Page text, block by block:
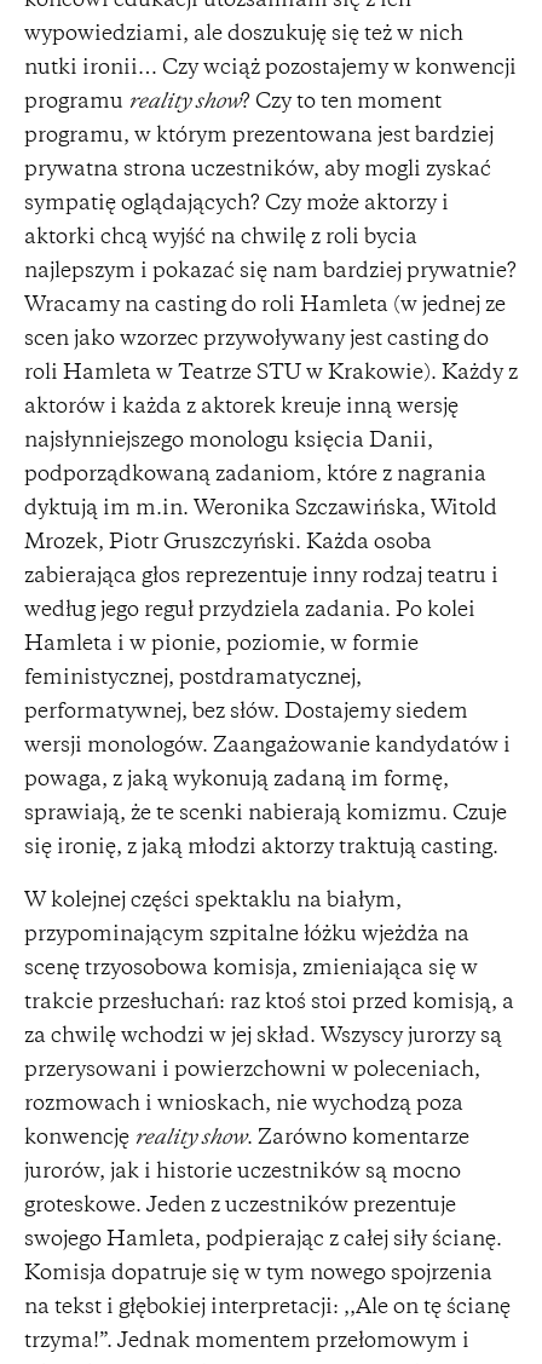
wypowiedziami, ale doszukuję się też w nich
nutki ironii… Czy wciąż pozostajemy w konwencji
programu reality show? Czy to ten moment
programu, w którym prezentowana jest bardziej
prywatna strona uczestników, aby mogli zyskać
sympatię oglądających? Czy może aktorzy i
aktorki chcą wyjść na chwilę z roli bycia
najlepszym i pokazać się nam bardziej prywatnie?
Wracamy na casting do roli Hamleta (w jednej ze
scen jako wzorzec przywoływany jest casting do
roli Hamleta w Teatrze STU w Krakowie). Każdy z
aktorów i każda z aktorek kreuje inną wersję
najsłynniejszego monologu księcia Danii,
podporządkowaną zadaniom, które z nagrania
dyktują im m.in. Weronika Szczawińska, Witold
Mrozek, Piotr Gruszczyński. Każda osoba
zabierająca głos reprezentuje inny rodzaj teatru i
według jego reguł przydziela zadania. Po kolei
Hamleta i w pionie, poziomie, w formie
feministycznej, postdramatycznej,
performatywnej, bez słów. Dostajemy siedem
wersji monologów. Zaangażowanie kandydatów i
powaga, z jaką wykonują zadaną im formę,
sprawiają, że te scenki nabierają komizmu. Czuje
się ironię, z jaką młodzi aktorzy traktują casting.
W kolejnej części spektaklu na białym,
przypominającym szpitalne łóżku wjeżdża na
scenę trzyosobowa komisja, zmieniająca się w
trakcie przesłuchań: raz ktoś stoi przed komisją, a
za chwilę wchodzi w jej skład. Wszyscy jurorzy są
przerysowani i powierzchowni w poleceniach,
rozmowach i wnioskach, nie wychodzą poza
konwencję reality show. Zarówno komentarze
jurorów, jak i historie uczestników są mocno
groteskowe. Jeden z uczestników prezentuje
swojego Hamleta, podpierając z całej siły ścianę.
Komisja dopatruje się w tym nowego spojrzenia
na tekst i głębokiej interpretacji: ,,Ale on tę ścianę
trzyma!”. Jednak momentem przełomowym i